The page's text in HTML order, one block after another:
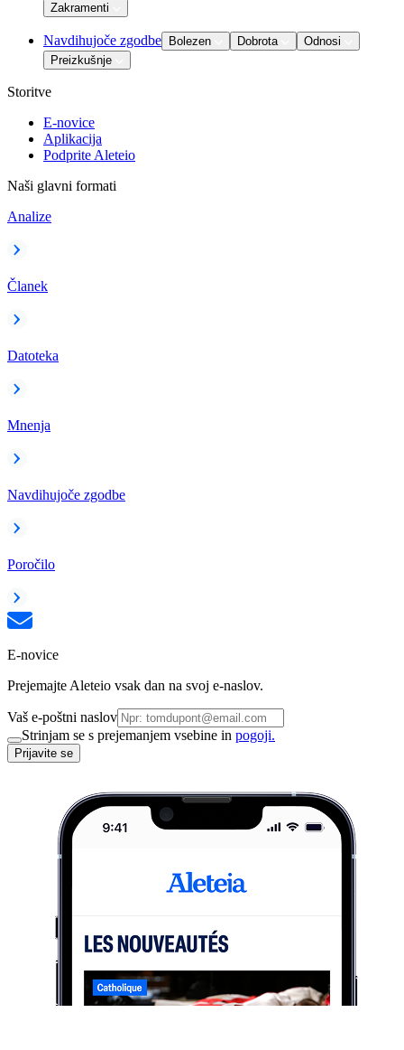
Zakramenti
Navdihujoče zgodbe Bolezen Dobrota
Odnosi
Preizkušnje
Storitve
E-novice
Aplikacija
Podprite Aleteio
Naši glavni formati
Analize
Članek
Datoteka
Mnenja
Navdihujoče zgodbe
Poročilo
E-novice
Prejemajte Aleteio vsak dan na svoj e-naslov.
Vaš e-poštni naslov
Strinjam se s prejemanjem vsebine in pogoji.
Prijavite se